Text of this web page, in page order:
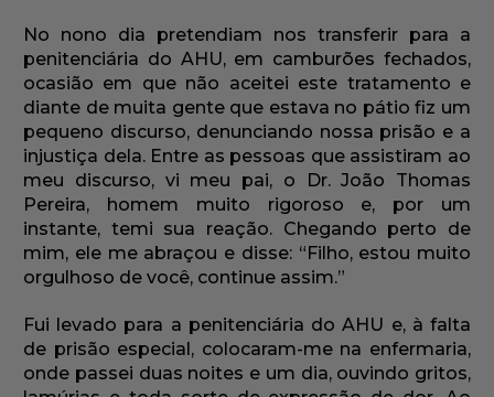
No nono dia pretendiam nos transferir para a
penitenciária do AHU, em camburões fechados,
ocasião em que não aceitei este tratamento e
diante de muita gente que estava no pátio fiz um
pequeno discurso, denunciando nossa prisão e a
injustiça dela. Entre as pessoas que assistiram ao
meu discurso, vi meu pai, o Dr. João Thomas
Pereira, homem muito rigoroso e, por um
instante, temi sua reação. Chegando perto de
mim, ele me abraçou e disse: “Filho, estou muito
orgulhoso de você, continue assim.”
Fui levado para a penitenciária do AHU e, à falta
de prisão especial, colocaram-me na enfermaria,
onde passei duas noites e um dia, ouvindo gritos,